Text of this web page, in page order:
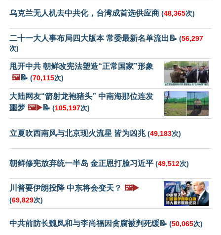
乌克兰无人机去中共化，台湾成首选供应商 (48,365次)
二十一大人事布局四大版本 常委最新名单流出📝 (56,297
次)
甩开中共 朝鲜改宪法塑造“正常国家”形象
🖼️📝 (70,115次)
大陆网友“箭射龙袍猪头” 中南海那位连发
噩梦 🖼️▶️📝 (105,197次)
立夏吹西南风与北京现火流星 皆为凶兆(49,183次)
朝鲜修宪放弃统一半岛 金正恩打脸习近平 (49,512次)
川普要伊朗投降 中东将会变天？ 🖼️▶️
(69,829次)
中共前防长魏凤和与李尚福因贪腐被判死缓📝 (50,065次)